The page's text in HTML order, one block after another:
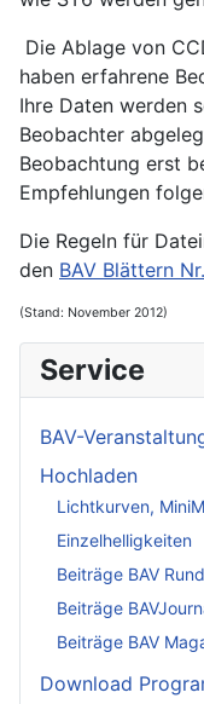
Die Ablage von
haben erfahrene
Ihre Daten werden
Beobachter
Beobachtung erst
Empfehlungen
Die Regeln für
den BAV Blättern
(Stand: November 2012)
Service
BAV-
Hochladen
Lichtkurven,
Einzelhelligkeiten
Beiträge BAV
Beiträge
Beiträge BAV
Download